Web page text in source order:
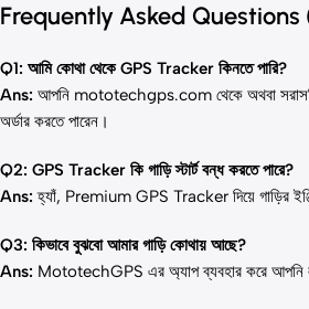
Frequently Asked Questions
Q1: আমি কোথা থেকে GPS Tracker কিনতে পারি?
Ans: আপনি mototechgps.com থেকে অথবা
অর্ডার করতে পারেন।
Q2: GPS Tracker কি গাড়ি স্টার্ট বন্ধ করতে পারে?
Ans: হ্যাঁ, Premium GPS Tracker দিয়ে গাড়ির
Q3: কিভাবে বুঝবো আমার গাড়ি কোথায় আছে?
Ans: MototechGPS এর অ্যাপ ব্যবহার করে আপনি